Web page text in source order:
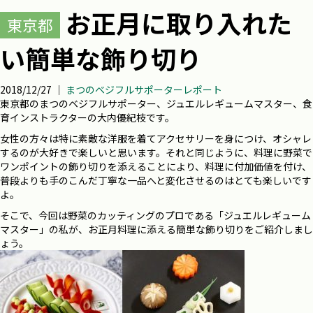
東京都
お正月に取り入れた
い簡単な飾り切り
2018/12/27 ｜ まつのベジフルサポーターレポート
東京都のまつのベジフルサポーター、ジュエルレギュームマスター、食
育インストラクターの大内優紀枝です。
女性の方々は特に素敵な洋服を着てアクセサリーを身につけ、オシャレ
するのが大好きで楽しいと思います。それと同じように、料理に野菜で
ワンポイントの飾り切りを添えることにより、料理に付加価値を付け、
普段よりも手のこんだ丁寧な一品へと変化させるのはとても楽しいです
よ。
そこで、今回は野菜のカッティングのプロである「ジュエルレギューム
マスター」の私が、お正月料理に添える簡単な飾り切りをご紹介しまし
ょう。